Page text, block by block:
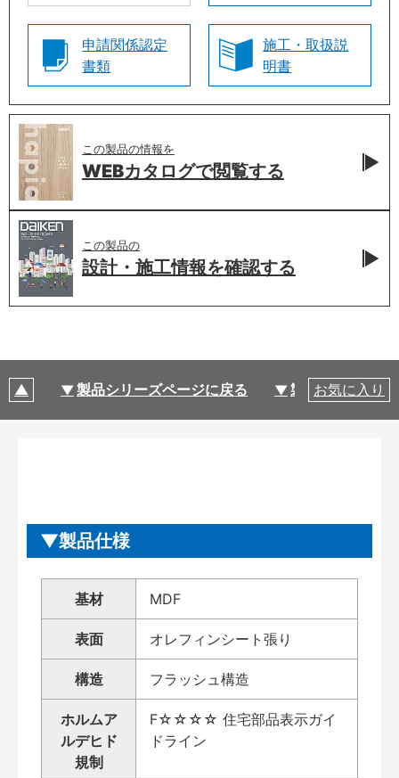
申請関係認定
書類
施工・取扱説
明書
この製品の情報を
WEBカタログで閲覧する
この製品の
設計・施工情報を確認する
製品シリーズページに戻る 製品仕様
お気に入り
製品仕様
基材 MDF
表面 オレフィンシート張り
構造 フラッシュ構造
ホルムア
ルデヒド
規制
F☆☆☆☆ 住宅部品表示ガイ
ドライン